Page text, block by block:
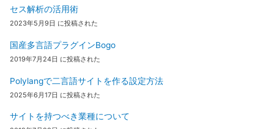
セス解析の活用術
2023年5月9日 に投稿された
国産多言語プラグインBogo
2019年7月24日 に投稿された
Polylangで二言語サイトを作る設定方法
2025年6月17日 に投稿された
サイトを持つべき業種について